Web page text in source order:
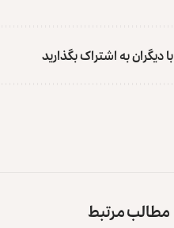
با دیگران به‌‌ اشتراک بگذارید
مطالب مرتبط